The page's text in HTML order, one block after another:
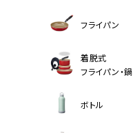
フライパン
着脱式
フライパン・鍋
ボトル